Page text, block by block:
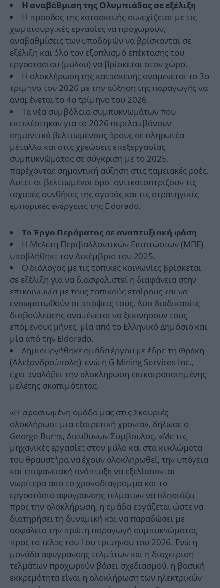
Η αναβάθμιση της Ολυμπιάδας σε εξέλιξη
Η πρόοδος της κατασκευής συνεχίζεται με τις
χωματουργικές εργασίες να προχωρούν,
αναβαθμίσεις των υποδομών να βρίσκονται σε
εξέλιξη και όλο τον εξοπλισμό επέκτασης του
εργοστασίου (μύλου) να βρίσκεται στον χώρο.
Η ολοκλήρωση της κατασκευής αναμένεται το 3ο
τρίμηνο του 2026 με την αύξηση της παραγωγής να
αναμένεται το 4ο τρίμηνο του 2026.
Τα νέα συμβόλαια συμπυκνωμάτων που
εκτελέστηκαν για το 2026 περιλαμβάνουν
σημαντικά βελτιωμένους όρους σε πληρωτέα
μέταλλα και στις χρεώσεις επεξεργασίας
συμπυκνώματος σε σύγκριση με το 2025,
παρέχοντας σημαντική αύξηση στις ταμειακές ροές.
Αυτοί οι βελτιωμένοι όροι αντικατοπτρίζουν τις
ισχυρές συνθήκες της αγοράς και τις στρατηγικές
εμπορικές ενέργειες της Eldorado.
Το Έργο Περάματος σε αναπτυξιακή φάση
Η Μελέτη Περιβαλλοντικών Επιπτώσεων (ΜΠΕ)
υποβλήθηκε τον Δεκέμβριο του 2025.
Ο διάλογος με τις τοπικές κοινωνίες βρίσκεται
σε εξέλιξη για να διασφαλιστεί η διαφάνεια στην
επικοινωνία με τους τοπικούς εταίρους και να
ενσωματωθούν οι απόψεις τους. Δύο διαδικασίες
διαβούλευσης αναμένεται να ξεκινήσουν τους
επόμενους μήνες, μία από το Ελληνικό Δημόσιο και
μία από την Eldorado.
Δημιουργήθηκε ομάδα έργου με έδρα τη Θράκη
(Αλεξανδρούπολη), ενώ η G Mining Services Inc.,
έχει αναλάβει την ολοκλήρωση επικαιροποιημένης
μελέτης σκοπιμότητας.
«Η αφοσιωμένη ομάδα μας στις Σκουριές
ολοκλήρωσε μια εξαιρετική χρονιά», δήλωσε ο
George Burns, Διευθύνων Σύμβουλος. «Με τις
μηχανικές εργασίες στον μύλο και στα κυκλώματα
του θραυστήρα να έχουν ολοκληρωθεί, την υπόγεια
και επιφανειακή ανάπτυξη να εξελίσσονται
νωρίτερα από το χρονοδιάγραμμα και το
εργοστάσιο αφύγρανσης τελμάτων να πλησιάζει
προς την ολοκλήρωση, η ομάδα εργάζεται ώστε να
διατηρήσει τη δυναμική και να παραδώσει με
ασφάλεια την πρώτη παραγωγή συμπυκνώματος
προς το τέλος του 1ου τριμήνου του 2026. Ενώ η
μονάδα αφύγρανσης τελμάτων και η διαχείριση
τελμάτων προχωρούν βάσει σχεδιασμού, η βασική
εκκρεμότητα είναι η ολοκλήρωση των ηλεκτρικών